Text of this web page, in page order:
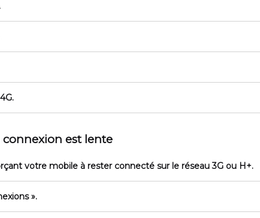
.
est lente
votre mobile à rester connecté sur le réseau 3G ou H+.
».